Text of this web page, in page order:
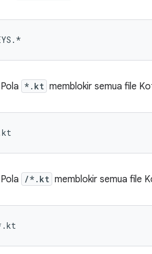
Pola *.kt memblokir semua file
Pola /*.kt memblokir semua file